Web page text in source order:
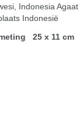
Indonesia
Indonesië
25 x 11 cm